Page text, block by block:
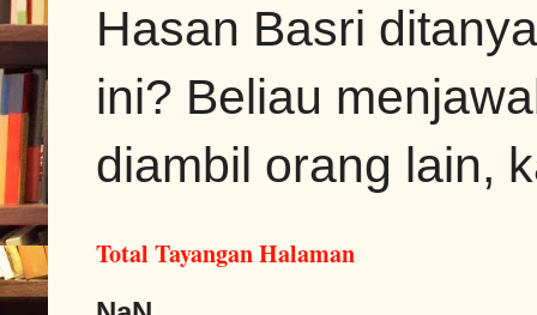
Hasan Basri
ini? Beliau
diambil orang lain,
Total Tayangan Halaman